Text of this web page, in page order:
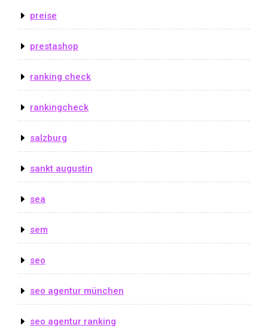
preise
prestashop
ranking check
rankingcheck
salzburg
sankt augustin
sea
sem
seo
seo agentur münchen
seo agentur ranking